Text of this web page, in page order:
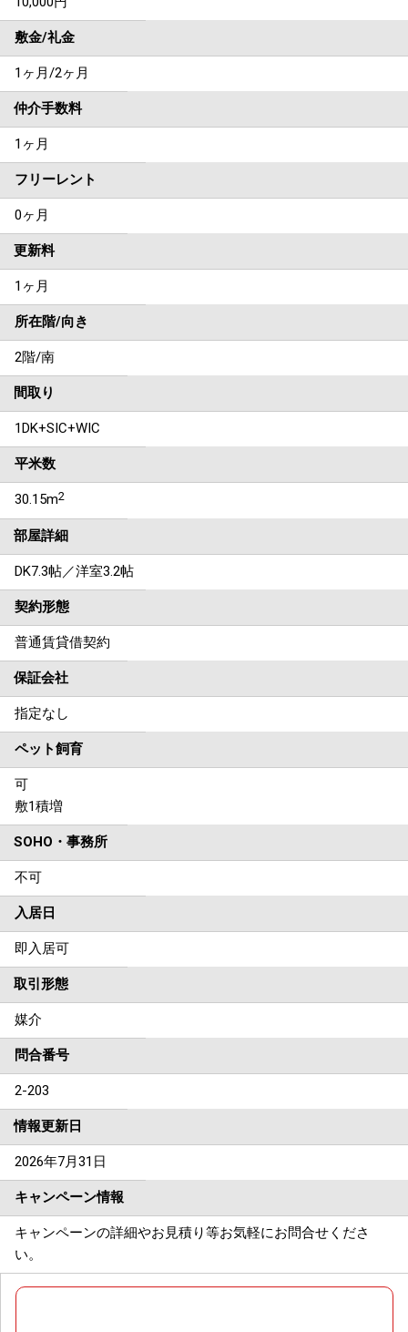
敷金/礼金
1ヶ月/2ヶ月
仲介手数料
1ヶ月
フリーレント
0ヶ月
更新料
1ヶ月
所在階/向き
2階/南
間取り
1DK+SIC+WIC
平米数
30.15m2
部屋詳細
DK7.3帖／洋室3.2帖
契約形態
普通賃貸借契約
保証会社
指定なし
ペット飼育
可
敷1積増
SOHO・事務所
不可
入居日
即入居可
取引形態
媒介
問合番号
2-203
情報更新日
2026年7月31日
キャンペーン情報
キャンペーンの詳細やお見積り等お気軽にお問合せくださ
い。